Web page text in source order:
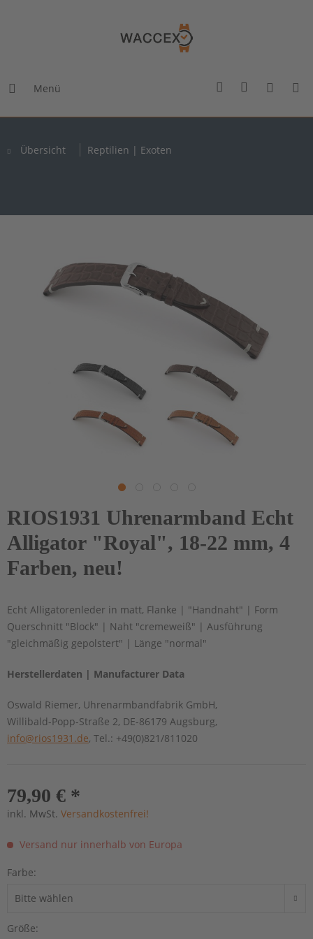
Menü
Übersicht Reptilien | Exoten
RIOS1931 Uhrenarmband Echt
Alligator "Royal", 18-22 mm, 4
Farben, neu!
Echt Alligatorenleder in matt, Flanke | "Handnaht" | Form
Querschnitt "Block" | Naht "cremeweiß" | Ausführung
"gleichmäßig gepolstert" | Länge "normal"
Herstellerdaten | Manufacturer Data
Oswald Riemer, Uhrenarmbandfabrik GmbH,
Willibald-Popp-Straße 2, DE-86179 Augsburg,
info@rios1931.de, Tel.: +49(0)821/811020
79,90 € *
inkl. MwSt. Versandkostenfrei!
Versand nur innerhalb von Europa
Farbe:
Größe: